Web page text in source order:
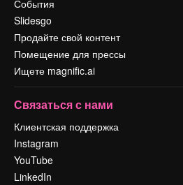
События
Slidesgo
Продайте свой контент
Помещение для прессы
Ищете magnific.ai
Связаться с нами
Клиентская поддержка
Instagram
YouTube
LinkedIn